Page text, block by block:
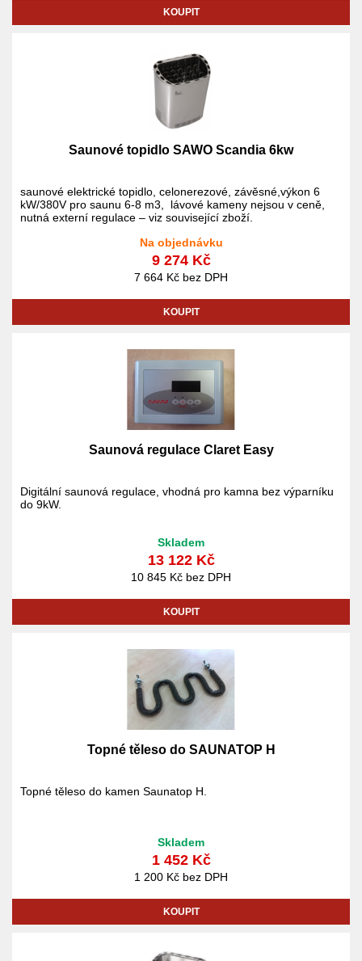
KOUPIT
Saunové topidlo SAWO Scandia 6kw
saunové elektrické topidlo, celonerezové, závěsné,výkon 6
kW/380V pro saunu 6-8 m3, lávové kameny nejsou v ceně,
nutná externí regulace – viz související zboží.
Na objednávku
9 274 Kč
7 664 Kč bez DPH
KOUPIT
Saunová regulace Claret Easy
Digitální saunová regulace, vhodná pro kamna bez výparníku
do 9kW.
Skladem
13 122 Kč
10 845 Kč bez DPH
KOUPIT
Topné těleso do SAUNATOP H
Topné těleso do kamen Saunatop H.
Skladem
1 452 Kč
1 200 Kč bez DPH
KOUPIT